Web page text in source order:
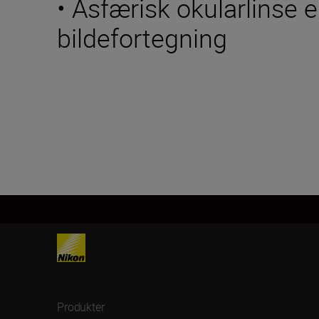
• Asfærisk okularlinse
bildefortegning
Produkter